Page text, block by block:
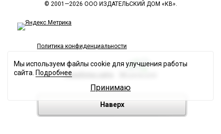
© 2001—2026 ООО ИЗДАТЕЛЬСКИЙ ДОМ «КВ».
Политика конфиденциальности
Разработка сайта
Наверх
Мы используем файлы cookie для улучшения работы
сайта. Подробнее
Принимаю